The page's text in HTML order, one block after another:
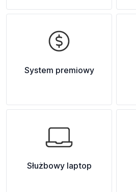
System premiowy
Służbowy laptop